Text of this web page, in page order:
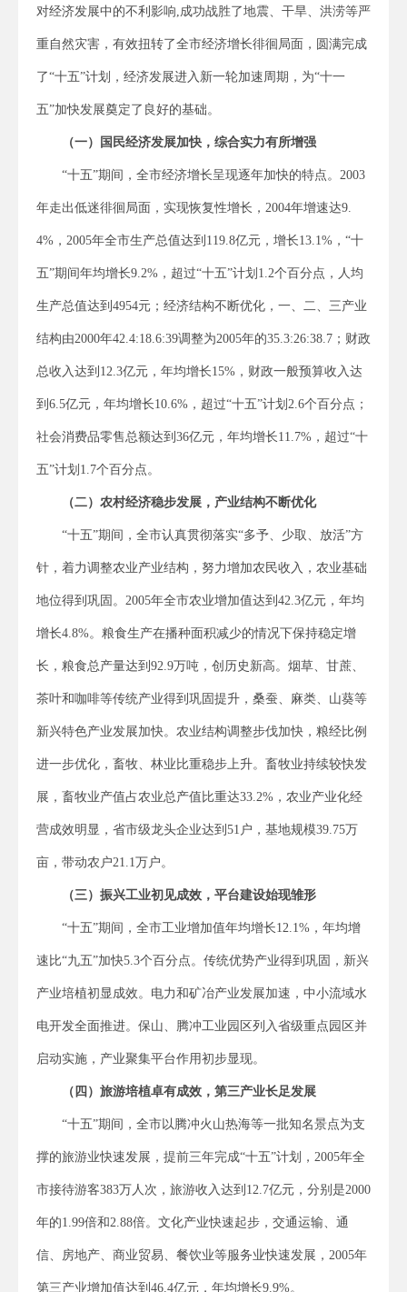
对经济发展中的不利影响,成功战胜了地震、干旱、洪涝等严
重自然灾害，有效扭转了全市经济增长徘徊局面，圆满完成
了“十五”计划，经济发展进入新一轮加速周期，为“十一
五”加快发展奠定了良好的基础。
（一）国民经济发展加快，综合实力有所增强
“十五”期间，全市经济增长呈现逐年加快的特点。2003
年走出低迷徘徊局面，实现恢复性增长，2004年增速达9.
4%，2005年全市生产总值达到119.8亿元，增长13.1%，“十
五”期间年均增长9.2%，超过“十五”计划1.2个百分点，人均
生产总值达到4954元；经济结构不断优化，一、二、三产业
结构由2000年42.4:18.6:39调整为2005年的35.3:26:38.7；财政
总收入达到12.3亿元，年均增长15%，财政一般预算收入达
到6.5亿元，年均增长10.6%，超过“十五”计划2.6个百分点；
社会消费品零售总额达到36亿元，年均增长11.7%，超过“十
五”计划1.7个百分点。
（二）农村经济稳步发展，产业结构不断优化
“十五”期间，全市认真贯彻落实“多予、少取、放活”方
针，着力调整农业产业结构，努力增加农民收入，农业基础
地位得到巩固。2005年全市农业增加值达到42.3亿元，年均
增长4.8%。粮食生产在播种面积减少的情况下保持稳定增
长，粮食总产量达到92.9万吨，创历史新高。烟草、甘蔗、
茶叶和咖啡等传统产业得到巩固提升，桑蚕、麻类、山葵等
新兴特色产业发展加快。农业结构调整步伐加快，粮经比例
进一步优化，畜牧、林业比重稳步上升。畜牧业持续较快发
展，畜牧业产值占农业总产值比重达33.2%，农业产业化经
营成效明显，省市级龙头企业达到51户，基地规模39.75万
亩，带动农户21.1万户。
（三）振兴工业初见成效，平台建设始现雏形
“十五”期间，全市工业增加值年均增长12.1%，年均增
速比“九五”加快5.3个百分点。传统优势产业得到巩固，新兴
产业培植初显成效。电力和矿冶产业发展加速，中小流域水
电开发全面推进。保山、腾冲工业园区列入省级重点园区并
启动实施，产业聚集平台作用初步显现。
（四）旅游培植卓有成效，第三产业长足发展
“十五”期间，全市以腾冲火山热海等一批知名景点为支
撑的旅游业快速发展，提前三年完成“十五”计划，2005年全
市接待游客383万人次，旅游收入达到12.7亿元，分别是2000
年的1.99倍和2.88倍。文化产业快速起步，交通运输、通
信、房地产、商业贸易、餐饮业等服务业快速发展，2005年
第三产业增加值达到46.4亿元，年均增长9.9%。